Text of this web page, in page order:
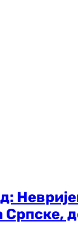
Српске,